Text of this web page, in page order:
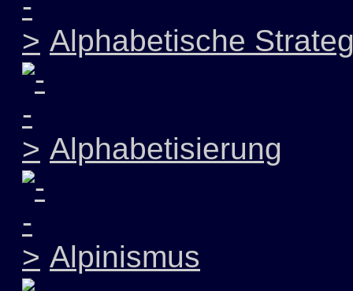
Alphabetische
Alphabetisierung
Alpinismus